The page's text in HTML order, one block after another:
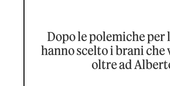
Dopo le polemiche
hanno scelto i brani
oltre ad